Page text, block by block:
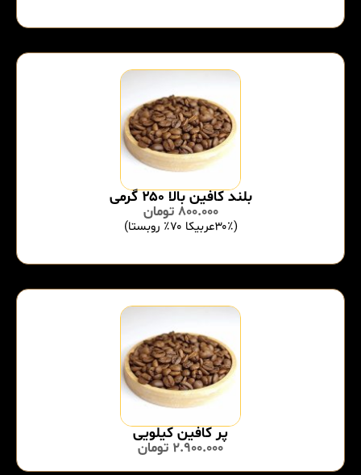
بلند کافین بالا ۲۵۰ گرمی
800.000 تومان
(۳۰٪عربیکا ۷۰٪ روبستا)
پر کافین کیلویی
2.900.000 تومان